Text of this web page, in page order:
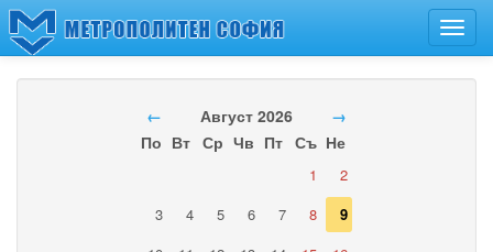
← Август 2026
→
По Вт Ср Чв Пт Съ Не
1
2
3
4 5 6 7 8
9